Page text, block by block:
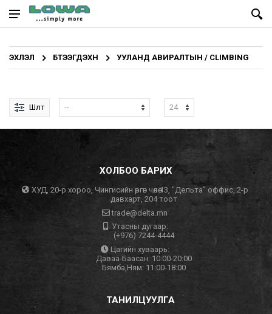
ЭХЛЭЛ БҮТЭЭГДЭХҮҮН УУЛАНД АВИРАЛТЫН / CLIMBING
Шүүлт
ХОЛБОО БАРИХ
ХУД, 20-р хороо, Чингисийн өргөн чөлөө 13, "Дельта" оффис, 2-р
давхарт, 204 тоот
trade@delta.mn
Утасны дугаар:
(+976) 7244-4444
Цагийн хуваарь:
Даваа-Баасан: 10:00-20:00
Бямба,Ням: 11:00-18:00
ТАНИЛЦУУЛГА